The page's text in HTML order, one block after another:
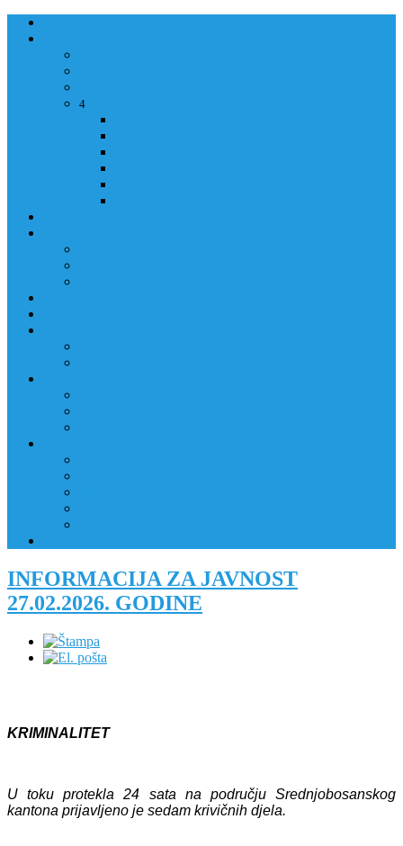
4
INFORMACIJA ZA JAVNOST
27.02.2026. GODINE
KRIMINALITET
U tokuprotekla 24 sata na području Srednjobosanskog
kantona prijavljeno je sedam krivičnih djela.